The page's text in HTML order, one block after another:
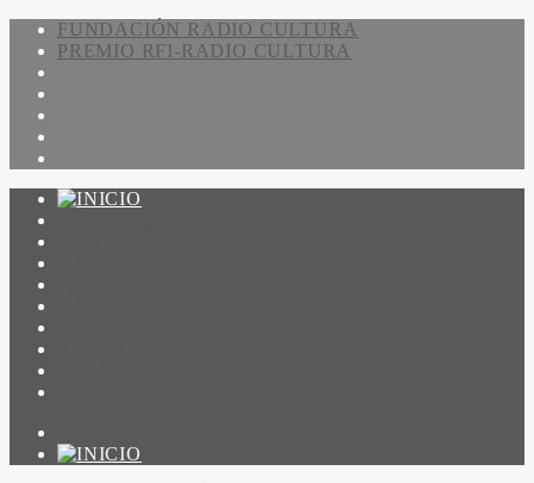
FUNDACIÓN RADIO CULTURA
PREMIO RFI-RADIO CULTURA